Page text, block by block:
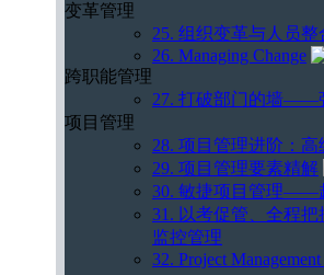
变革管理
25. 组织变革与人员整
26. Managing Change
跨职能管理
27. 打破部门的墙——
项目管理
28. 项目管理进阶：高
29. 项目管理要素精解
30. 敏捷项目管理——
31. 以考促管、全程
监控管理
32. Project